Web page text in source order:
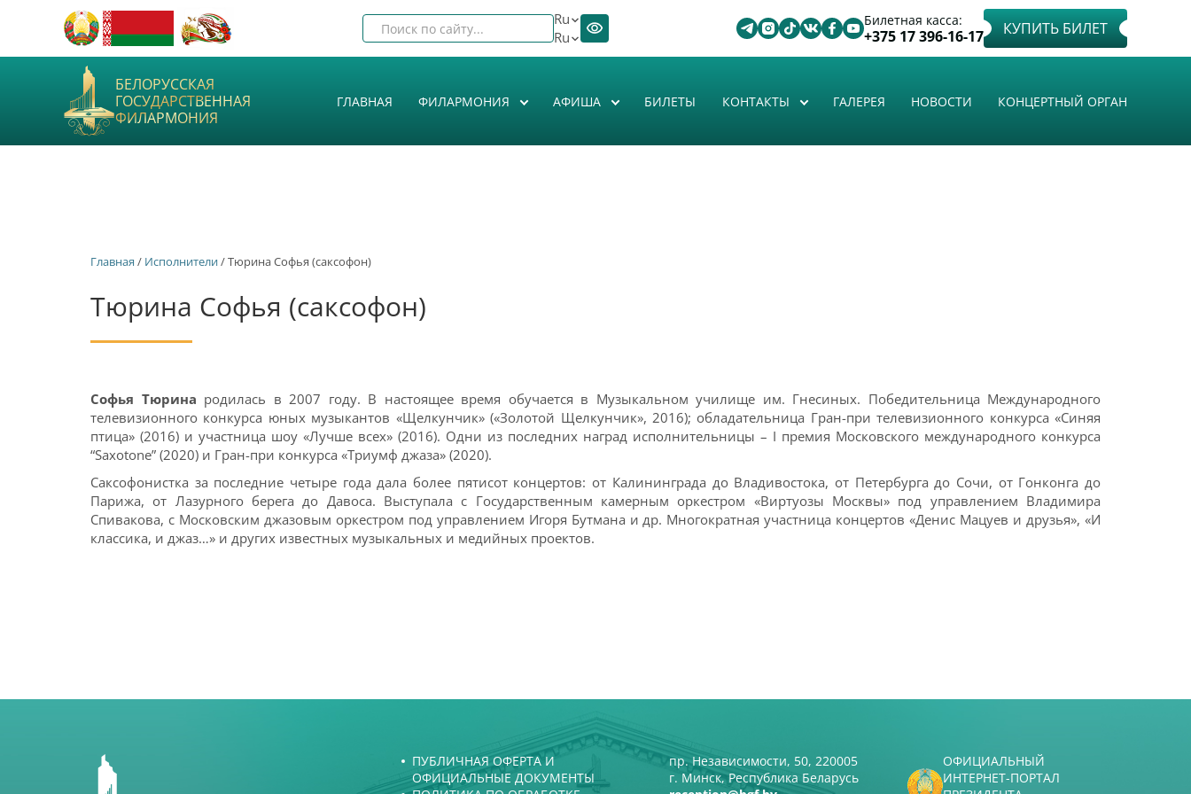
Билетная касса:
+375 17 396-16-17 КУПИТЬ БИЛЕТ
Ru
Ru
БЕЛОРУССКАЯ
ГОСУДАРСТВЕННАЯ
ФИЛАРМОНИЯ
ГЛАВНАЯ ФИЛАРМОНИЯ АФИША БИЛЕТЫ КОНТАКТЫ ГАЛЕРЕЯ НОВОСТИ КОНЦЕРТНЫЙ ОРГАН
Главная / Исполнители/ Тюрина Софья (саксофон)
Тюрина Софья (саксофон)
Софья Тюрина родилась в 2007 году. В настоящее время обучается в Музыкальном училище им. Гнесиных. Победительница Международного
телевизионного конкурса юных музыкантов «Щелкунчик» («Золотой Щелкунчик», 2016); обладательница Гран-при телевизионного конкурса «Синяя
птица» (2016) и участница шоу «Лучше всех» (2016). Одни из последних наград исполнительницы – I премия Московского международного конкурса
“Saxotone” (2020) и Гран-при конкурса «Триумф джаза» (2020).
Саксофонистка за последние четыре года дала более пятисот концертов: от Калининграда до Владивостока, от Петербурга до Сочи, от Гонконга до
Парижа, от Лазурного берега до Давоса. Выступала с Государственным камерным оркестром «Виртуозы Москвы» под управлением Владимира
Спивакова, с Московским джазовым оркестром под управлением Игоря Бутмана и др. Многократная участница концертов «Денис Мацуев и друзья», «И
классика, и джаз…» и других известных музыкальных и медийных проектов.
ПУБЛИЧНАЯ ОФЕРТА И
ОФИЦИАЛЬНЫЕ ДОКУМЕНТЫ
пр. Независимости, 50, 220005
г. Минск, Республика Беларусь
ОФИЦИАЛЬНЫЙ
ИНТЕРНЕТ-ПОРТАЛ